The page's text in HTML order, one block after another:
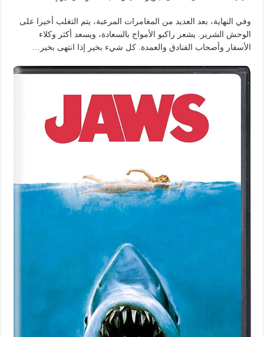
وفي النهاية، بعد العديد من المغامرات المرعبة، يتم التغلب أخيرا على
الوحش الشرير. يشعر راكبو الأمواج بالسعادة، ويسعد أكثر وكلاء
الأسفار وأصحاب الفنادق والعمدة. كل شيء بخير إذا انتهى بخير…